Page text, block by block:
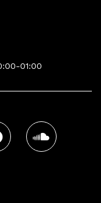
01:00